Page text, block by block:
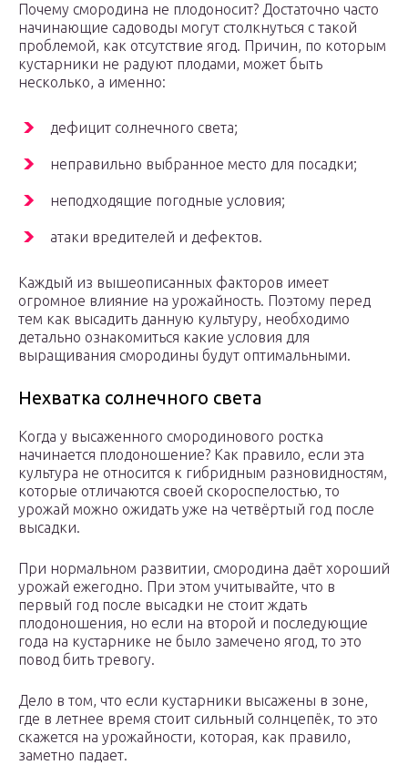
Почему смородина не плодоносит? Достаточно часто
начинающие садоводы могут столкнуться с такой
проблемой, как отсутствие ягод. Причин, по которым
кустарники не радуют плодами, может быть
несколько, а именно:
дефицит солнечного света;
неправильно выбранное место для посадки;
неподходящие погодные условия;
атаки вредителей и дефектов.
Каждый из вышеописанных факторов имеет
огромное влияние на урожайность. Поэтому перед
тем как высадить данную культуру, необходимо
детально ознакомиться какие условия для
выращивания смородины будут оптимальными.
Нехватка солнечного света
Когда у высаженного смородинового ростка
начинается плодоношение? Как правило, если эта
культура не относится к гибридным разновидностям,
которые отличаются своей скороспелостью, то
урожай можно ожидать уже на четвёртый год после
высадки.
При нормальном развитии, смородина даёт хороший
урожай ежегодно. При этом учитывайте, что в
первый год после высадки не стоит ждать
плодоношения, но если на второй и последующие
года на кустарнике не было замечено ягод, то это
повод бить тревогу.
Дело в том, что если кустарники высажены в зоне,
где в летнее время стоит сильный солнцепёк, то это
скажется на урожайности, которая, как правило,
заметно падает.